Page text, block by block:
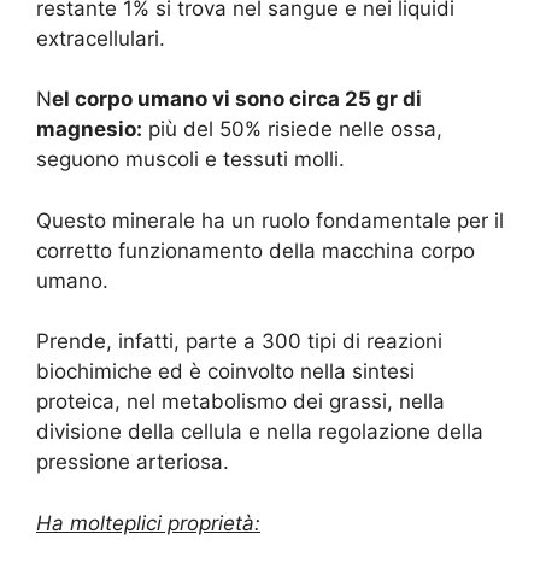
restante 1% si trova nel sangue e nei liquidi
extracellulari.
Nel corpo umano vi sono circa 25 gr di
magnesio: più del 50% risiede nelle ossa,
seguono muscoli e tessuti molli.
Questo minerale ha un ruolo fondamentale per il
corretto funzionamento della macchina corpo
umano.
Prende, infatti, parte a 300 tipi di reazioni
biochimiche ed è coinvolto nella sintesi
proteica, nel metabolismo dei grassi, nella
divisione della cellula e nella regolazione della
pressione arteriosa.
Ha molteplici proprietà: